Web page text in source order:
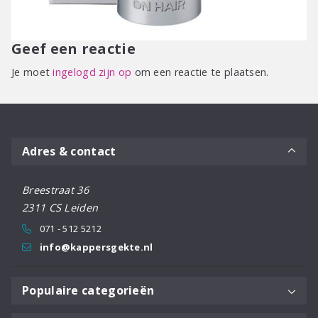
Geef een reactie
Je moetingelogd zijn op om een reactie te plaatsen.
Adres & contact
Breestraat 36
2311 CS Leiden
071 - 512 5212
info@kappersgekte.nl
Populaire categorieën